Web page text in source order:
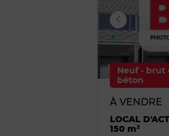
Neuf - brut
béton
À VENDRE
LOCAL
150 m²